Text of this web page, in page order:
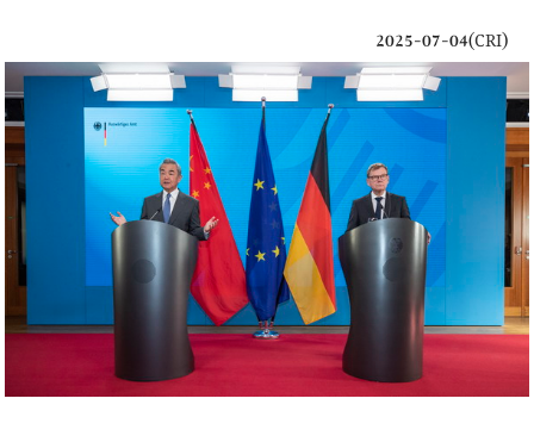
(
CRI
)
2025-07-04